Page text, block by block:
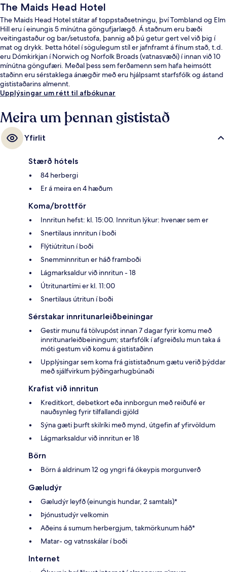
The Maids Head Hotel
The Maids Head Hotel státar af toppstaðsetningu, því Tombland og Elm
Hill eru í einungis 5 mínútna göngufjarlægð. Á staðnum eru bæði
veitingastaður og bar/setustofa, þannig að þú getur gert vel við þig í
mat og drykk. Þetta hótel í sögulegum stíl er jafnframt á fínum stað, t.d.
eru Dómkirkjan í Norwich og Norfolk Broads (vatnasvæði) í innan við 10
mínútna göngufæri. Meðal þess sem ferðamenn sem hafa heimsótt
staðinn eru sérstaklega ánægðir með eru hjálpsamt starfsfólk og ástand
gististaðarins almennt.
Upplýsingar um rétt til afbókunar
Meira um þennan gististað
Yfirlit
Stærð hótels
84 herbergi
Er á meira en 4 hæðum
Koma/brottför
Innritun hefst: kl. 15:00. Innritun lýkur: hvenær sem er
Snertilaus innritun í boði
Flýtiútritun í boði
Snemminnritun er háð framboði
Lágmarksaldur við innritun - 18
Útritunartími er kl. 11:00
Snertilaus útritun í boði
Sérstakar innritunarleiðbeiningar
Gestir munu fá tölvupóst innan 7 dagar fyrir komu með
innritunarleiðbeiningum; starfsfólk í afgreiðslu mun taka á
móti gestum við komu á gististaðinn
Upplýsingar sem koma frá gististaðnum gætu verið þýddar
með sjálfvirkum þýðingarhugbúnaði
Krafist við innritun
Kreditkort, debetkort eða innborgun með reiðufé er
nauðsynleg fyrir tilfallandi gjöld
Sýna gæti þurft skilríki með mynd, útgefin af yfirvöldum
Lágmarksaldur við innritun er 18
Börn
Börn á aldrinum 12 og yngri fá ókeypis morgunverð
Gæludýr
Gæludýr leyfð (einungis hundar, 2 samtals)*
Þjónustudýr velkomin
Aðeins á sumum herbergjum, takmörkunum háð*
Matar- og vatnsskálar í boði
Internet